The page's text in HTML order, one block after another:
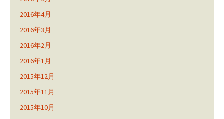
2016年4月
2016年3月
2016年2月
2016年1月
2015年12月
2015年11月
2015年10月